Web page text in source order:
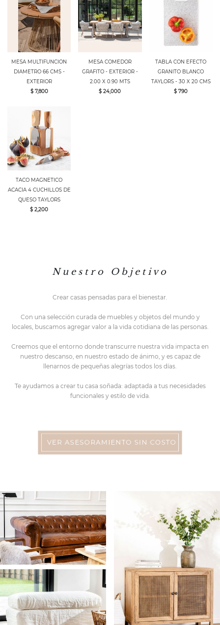
MESA MULTIFUNCION
DIAMETRO 66 CMS -
EXTERIOR
$ 7,800
MESA COMEDOR
GRAFITO - EXTERIOR -
2.00 X 0.90 MTS
$ 24,000
TABLA CON EFECTO
GRANITO BLANCO
TAYLORS - 30 X 20 CMS
$ 790
TACO MAGNETICO
ACACIA 4 CUCHILLOS DE
QUESO TAYLORS
$ 2,200
N u e s t r o O b j e t i v o
Crear casas pensadas para el bienestar.
Con una selección curada de muebles y objetos del mundo y
locales, buscamos agregar valor a la vida cotidiana de las personas.
Creemos que el entorno donde transcurre nuestra vida impacta en
nuestro descanso, en nuestro estado de ánimo, y es capaz de
llenarnos de pequeñas alegrías todos los días.
Te ayudamos a crear tu casa soñada: adaptada a tus necesidades
funcionales y estilo de vida.